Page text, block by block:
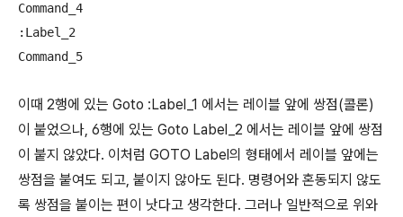
Command_4
:Label_2
이때 2행에 있는 Goto :Label_1 에서는 레이블 앞에 쌍점(콜론)
이 붙었으나, 6행에 있는 Goto Label_2 에서는 레이블 앞에 쌍점
이 붙지 않았다. 이처럼 GOTO Label의 형태에서 레이블 앞에는
쌍점을 붙여도 되고, 붙이지 않아도 된다. 명령어와 혼동되지 않도
록 쌍점을 붙이는 편이 낫다고 생각한다. 그러나 일반적으로 위와